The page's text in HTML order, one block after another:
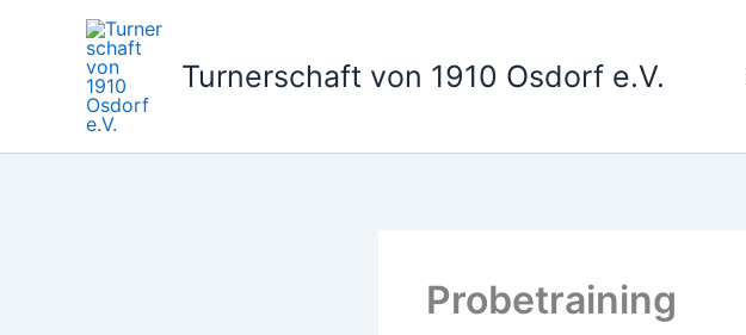
Turnerschaft von 1910 Osdorf e.V.
Probetraining